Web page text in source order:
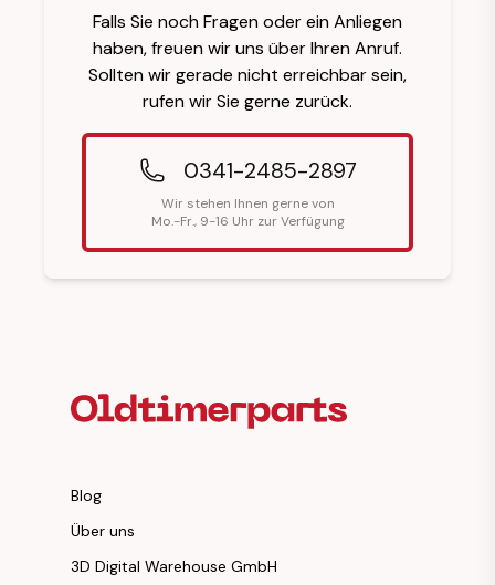
Falls Sie noch Fragen oder ein Anliegen
haben, freuen wir uns über Ihren Anruf.
Sollten wir gerade nicht erreichbar sein,
rufen wir Sie gerne zurück.
0341-2485-2897
Wir stehen Ihnen gerne von
Mo.-Fr., 9-16 Uhr zur Verfügung
Blog
Über uns
3D Digital Warehouse GmbH